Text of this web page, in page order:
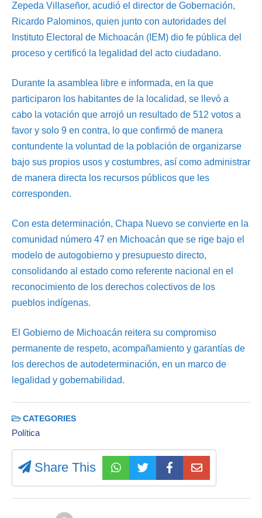
Zepeda Villaseñor, acudió el director de Gobernación,
Ricardo Palominos, quien junto con autoridades del
Instituto Electoral de Michoacán (IEM) dio fe pública del
proceso y certificó la legalidad del acto ciudadano.
Durante la asamblea libre e informada, en la que
participaron los habitantes de la localidad, se llevó a
cabo la votación que arrojó un resultado de 512 votos a
favor y solo 9 en contra, lo que confirmó de manera
contundente la voluntad de la población de organizarse
bajo sus propios usos y costumbres, así como administrar
de manera directa los recursos públicos que les
corresponden.
Con esta determinación, Chapa Nuevo se convierte en la
comunidad número 47 en Michoacán que se rige bajo el
modelo de autogobierno y presupuesto directo,
consolidando al estado como referente nacional en el
reconocimiento de los derechos colectivos de los
pueblos indígenas.
El Gobierno de Michoacán reitera su compromiso
permanente de respeto, acompañamiento y garantías de
los derechos de autodeterminación, en un marco de
legalidad y gobernabilidad.
CATEGORIES
Política
Share This